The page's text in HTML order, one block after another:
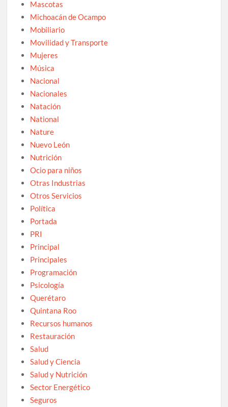
Mascotas
Michoacán de Ocampo
Mobiliario
Movilidad y Transporte
Mujeres
Música
Nacional
Nacionales
Natación
National
Nature
Nuevo León
Nutrición
Ocio para niños
Otras Industrias
Otros Servicios
Política
Portada
PRI
Principal
Principales
Programación
Psicología
Querétaro
Quintana Roo
Recursos humanos
Restauración
Salud
Salud y Ciencia
Salud y Nutrición
Sector Energético
Seguros